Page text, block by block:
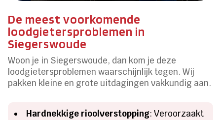
De meest voorkomende
loodgietersproblemen in
Siegerswoude
Woon je in Siegerswoude, dan kom je deze
loodgietersproblemen waarschijnlijk tegen. Wij
pakken kleine en grote uitdagingen vakkundig aan.
Hardnekkige rioolverstopping: Veroorzaakt